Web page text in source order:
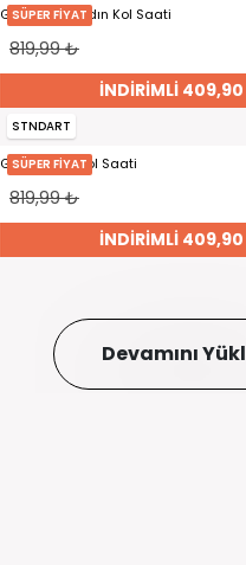
SÜPER FİYAT
Gold Taşlı Kadın Kol Saati
819,99 ₺
İNDİRİMLİ
SÜPER FİYAT
STNDART
Gold Kadın Kol Saati
819,99 ₺
İNDİRİMLİ
Devamını